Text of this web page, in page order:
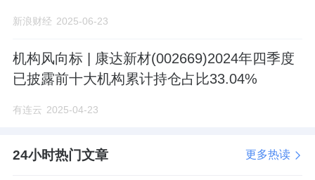
新浪财经 2025-06-23
机构风向标 | 康达新材(002669)2024年四季度
已披露前十大机构累计持仓占比33.04%
有连云 2025-04-23
24小时热门文章 更多热读